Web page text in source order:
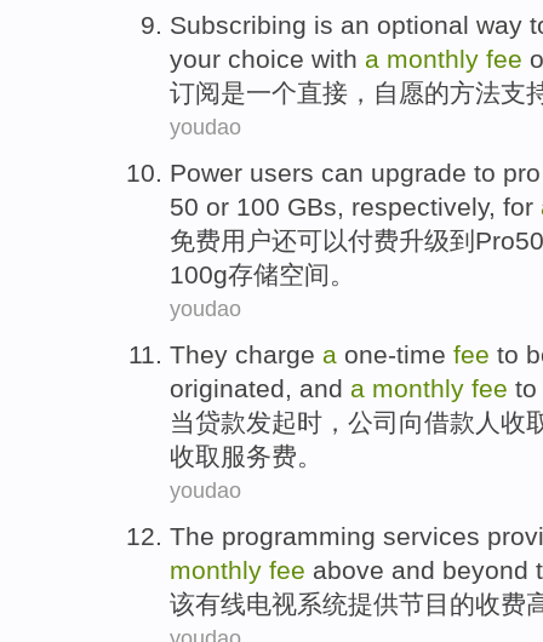
Subscribing is an optional way
your choice with a monthly fee
订阅是一个直接 ， 自愿的方法支
youdao
Power users can upgrade to pro
50 or 100 GBs, respectively, for
免费用户还可以付费升级到 Pro50
100g存储空间。
youdao
They charge a one-time fee to
originated, and a monthly fee to
当贷款发起时，公司 向借款人 收
收取服务费。
youdao
The programming services
monthly fee above and beyond
该有线电视系统提供节目 的收费